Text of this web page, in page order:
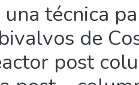
técnica
de
post